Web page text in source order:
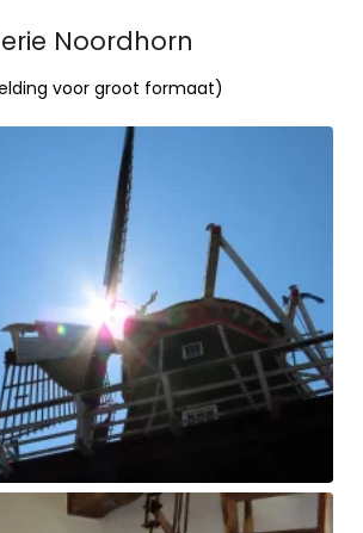
Noordhorn
voor groot formaat)